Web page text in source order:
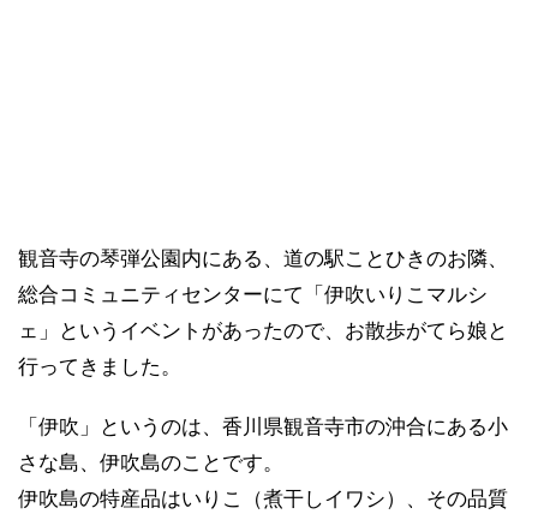
観音寺の琴弾公園内にある、道の駅ことひきのお隣、
総合コミュニティセンターにて「伊吹いりこマルシ
ェ」というイベントがあったので、お散歩がてら娘と
行ってきました。
「伊吹」というのは、香川県観音寺市の沖合にある小
さな島、伊吹島のことです。
伊吹島の特産品はいりこ（煮干しイワシ）、その品質